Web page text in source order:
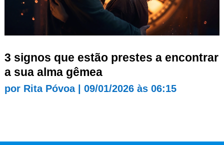
3 signos que estão prestes a encontrar
a sua alma gêmea
por Rita Póvoa| 09/01/2026 às 06:15